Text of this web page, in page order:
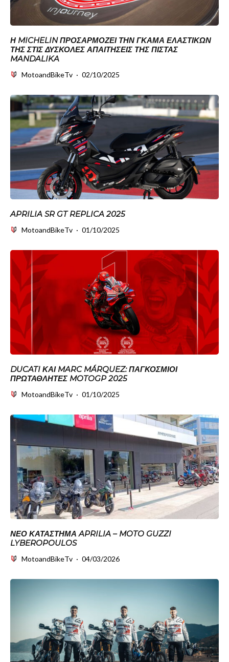
Η MICHELIN ΠΡΟΣΑΡΜΌΖΕΙ ΤΗΝ ΓΚΆΜΑ ΕΛΑΣΤΙΚΏΝ
ΤΗΣ ΣΤΙΣ ΔΎΣΚΟΛΕΣ ΑΠΑΙΤΉΣΕΙΣ ΤΗΣ ΠΊΣΤΑΣ
MANDALIKA
MotoandBikeTv · 02/10/2025
APRILIA SR GT REPLICA 2025
MotoandBikeTv · 01/10/2025
DUCATI ΚΑΙ MARC MÁRQUEZ: ΠΑΓΚΌΣΜΙΟΙ
ΠΡΩΤΑΘΛΗΤΈΣ MOTOGP 2025
MotoandBikeTv · 01/10/2025
ΝΈΟ ΚΑΤΆΣΤΗΜΑ APRILIA – MOTO GUZZI
LYBEROPOULOS
MotoandBikeTv · 04/03/2026